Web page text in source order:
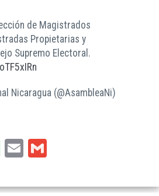
de Magistrados
Propietarias y
Supremo Electoral.
Nicaragua (@AsambleaNi)
WhatsApp
Email